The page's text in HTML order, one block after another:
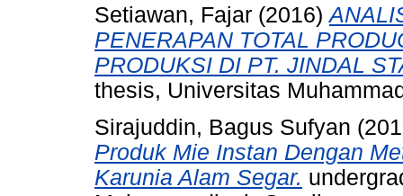
Setiawan, Fajar (2016)
PENERAPAN TOTAL
PRODUKSI DI PT. JINDAL
thesis, Universitas
Sirajuddin, Bagus Sufyan
Produk Mie Instan Dengan
Karunia Alam Segar.